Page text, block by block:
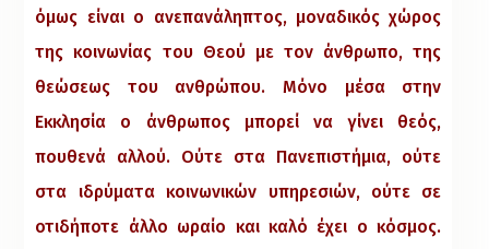
όμως είναι ο ανεπανάληπτος, μοναδικός χώρος
της κοινωνίας του Θεού με τον άνθρωπο, της
θεώσεως του ανθρώπου. Μόνο μέσα στην
Εκκλησία ο άνθρωπος μπορεί να γίνει θεός,
πουθενά αλλού. Ούτε στα Πανεπιστήμια, ούτε
στα ιδρύματα κοινωνικών υπηρεσιών, ούτε σε
οτιδήποτε άλλο ωραίο και καλό έχει ο κόσμος.